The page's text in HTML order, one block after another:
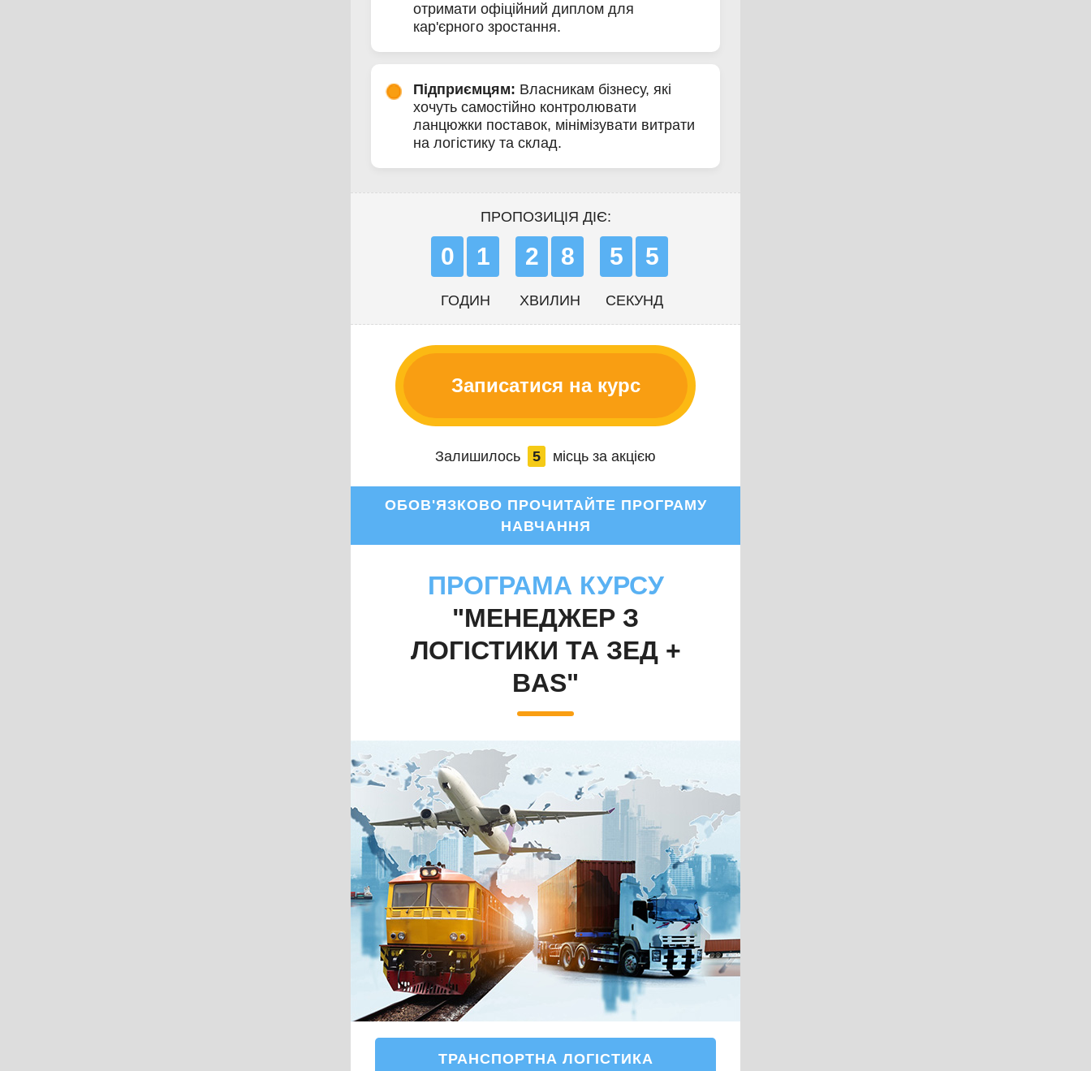
отримати офіційний диплом для
кар'єрного зростання.
Підприємцям: Власникам бізнесу, які
хочуть самостійно контролювати
ланцюжки поставок, мінімізувати витрати
на логістику та склад.
ПРОПОЗИЦІЯ ДІЄ:
0 1
ГОДИН
2 8
ХВИЛИН
5 3
СЕКУНД
Записатися на курс
Залишилось 5 місць за акцією
ОБОВ'ЯЗКОВО ПРОЧИТАЙТЕ ПРОГРАМУ
НАВЧАННЯ
ПРОГРАМА КУРСУ
"МЕНЕДЖЕР З
ЛОГІСТИКИ ТА ЗЕД +
BAS"
ТРАНСПОРТНА ЛОГІСТИКА